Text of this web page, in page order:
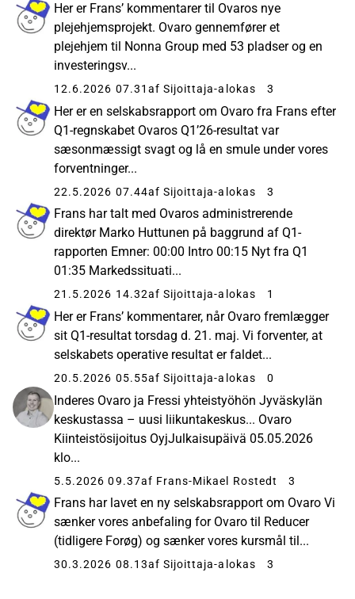
Her er Frans’ kommentarer til Ovaros nye
plejehjemsprojekt. Ovaro gennemfører et
plejehjem til Nonna Group med 53 pladser og en
investeringsv...
12.6.2026 07.31 af Sijoittaja-alokas 3
Her er en selskabsrapport om Ovaro fra Frans efter
Q1-regnskabet Ovaros Q1’26-resultat var
sæsonmæssigt svagt og lå en smule under vores
forventninger...
22.5.2026 07.44af Sijoittaja-alokas 3
Frans har talt med Ovaros administrerende
direktør Marko Huttunen på baggrund af Q1-
rapporten Emner: 00:00 Intro 00:15 Nyt fra Q1
01:35 Markedssituati...
21.5.2026 14.32af Sijoittaja-alokas 1
Her er Frans’ kommentarer, når Ovaro fremlægger
sit Q1-resultat torsdag d. 21. maj. Vi forventer, at
selskabets operative resultat er faldet...
20.5.2026 05.55af Sijoittaja-alokas 0
Inderes Ovaro ja Fressi yhteistyöhön Jyväskylän
keskustassa – uusi liikuntakeskus... Ovaro
Kiinteistösijoitus OyjJulkaisupäivä 05.05.2026
klo...
5.5.2026 09.37af Frans-Mikael Rostedt 3
Frans har lavet en ny selskabsrapport om Ovaro Vi
sænker vores anbefaling for Ovaro til Reducer
(tidligere Forøg) og sænker vores kursmål til...
30.3.2026 08.13af Sijoittaja-alokas 3